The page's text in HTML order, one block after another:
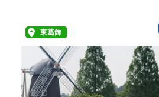
東葛飾